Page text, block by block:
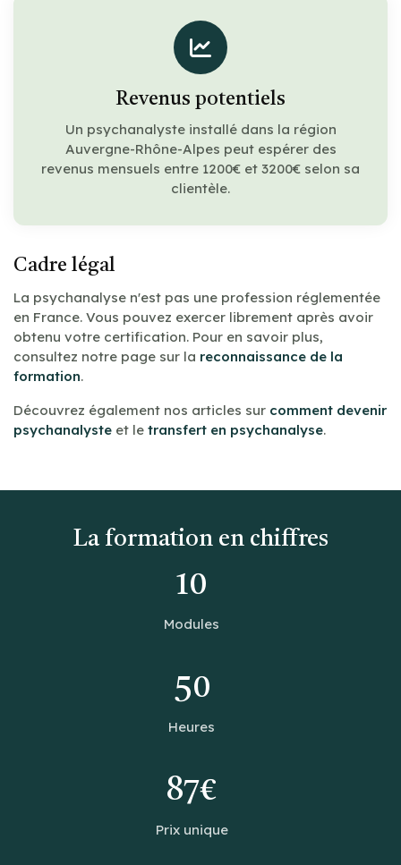
Revenus potentiels
Un psychanalyste installé dans la région
Auvergne-Rhône-Alpes peut espérer des
revenus mensuels entre 1200€ et 3200€ selon sa
clientèle.
Cadre légal
La psychanalyse n'est pas une profession réglementée
en France. Vous pouvez exercer librement après avoir
obtenu votre certification. Pour en savoir plus,
consultez notre page sur la reconnaissance de la
formation.
Découvrez également nos articles sur comment devenir
psychanalyste et le transfert en psychanalyse.
La formation en chiffres
10
Modules
50
Heures
87€
Prix unique